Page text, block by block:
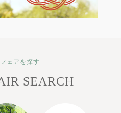
ェアを探す
SEARCH